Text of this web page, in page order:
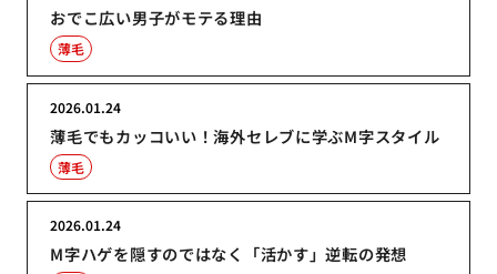
おでこ広い男子がモテる理由
薄毛
薄毛でもカッコいい！海外セレブに学ぶM字スタイル
2026.01.24
薄毛
M字ハゲを隠すのではなく「活かす」逆転の発想
2026.01.24